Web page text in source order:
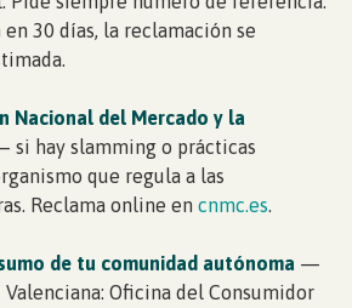
30 días, la reclamación se
Nacional del Mercado y la
si hay slamming o prácticas
que regula a las
Reclama online en cnmc.es.
de tu comunidad autónoma —
Oficina del Consumidor